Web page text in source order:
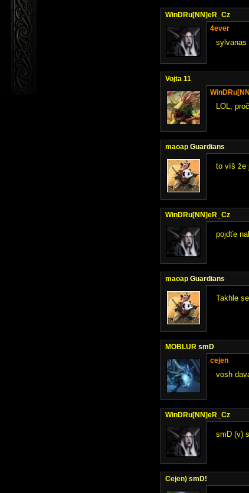
WinDRu[NN]eR_Cz
4ever
sylvanas
Vojta 11
LOL,
maoap Guardians
to víš že
WinDRu[NN]eR_Cz
pojdťe
maoap Guardians
Takhle
MOBLUR smD
cejen
vosh
WinDRu[NN]eR_Cz
smD (v)
Cejen) smD!